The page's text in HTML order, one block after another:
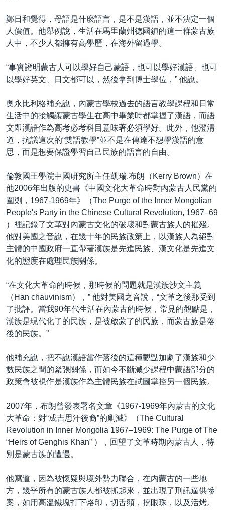
鄭日和覺得，母語是什麼語言，是不是漢語，並不決定一個
人價值。他舉例說，生活在馬里蘭州德國鎮的這一群蒙古族
人中，不少人都擁有高學歷，在海外留過學。
“事實證明蒙古人可以學好自己蒙語，也可以學好漢語、也可
以學好英文、日文都可以，然後拿到博士學位，” 他說。
奧永比利格補充說，內蒙古學校過去的語言教學課程和日常
生活中的接觸讓蒙古學生在高中畢業時都掌握了漢語，而語
文即漢語作為高考必考科目意味著必須學好。此外，他澄清
道，抗議這次的“雙語教學”並不是在傳達不想學漢語的意
思，而是想要保證學習自己民族的語言的自由。
倫敦國王學院中國研究所主任凱瑞.布朗（Kerry Brown）在
他2006年出版的史書《中國文化大革命時對內蒙古人民黨的
圍剿，1967-1969年》（The Purge of the Inner Mongolian
People's Party in the Chinese Cultural Revolution, 1967–69
）裡記錄了文革對內蒙古文化的破壞和對蒙古族人的摧殘。
他對美國之音說，在幾十年的民族政策上，以漢族人為絕對
主體的中國政府一直帶著漢族是先進民族、漢文化是先進文
化的態度在處理民族關係。
“在文化大革命的時候，那時候的問題就是漢族沙文主義
（Han chauvinism），” 他對美國之音說，“文革之後那受到
了批評。當我90年代生活在內蒙古的時候，常見的觀點是，
漢族是現代化了的民族，是被啟蒙了的民族，而蒙古族是落
後的民族。”
他補充說，把不說漢語當作落後的這種觀點加劇了漢族和少
數民族之間的緊張關係，而如今不斷減少課程中蒙語部分的
政策會被視作是漢族作為主體民族在試圖掌控另一個民族。
2007年，布朗曾發表署名文章《1967-1969年內蒙古的文化
大革命：對“成吉思汗後裔”的剿滅》（The Cultural
Revolution in Inner Mongolia 1967–1969: The Purge of The
“Heirs of Genghis Khan” ），回望了文革時期內蒙古人，特
別是蒙古族的遭遇。
他寫道，因為被懷疑與境外勢力聯合，在內蒙古的一些地
方，幾乎所有的蒙古族人都被抓起來，並出現了刑訊逼供慘
案，如用高溫鐵塊打下烙印，切舌頭，挖眼珠，以及活烤。